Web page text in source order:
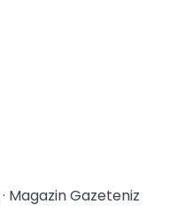
· Magazin Gazeteniz